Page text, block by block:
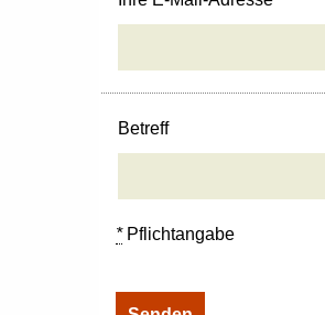
Betreff
*Pflichtangabe